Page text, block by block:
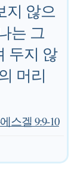
지 않으
는 그
두지 않
머리
에스겔 9:9-10